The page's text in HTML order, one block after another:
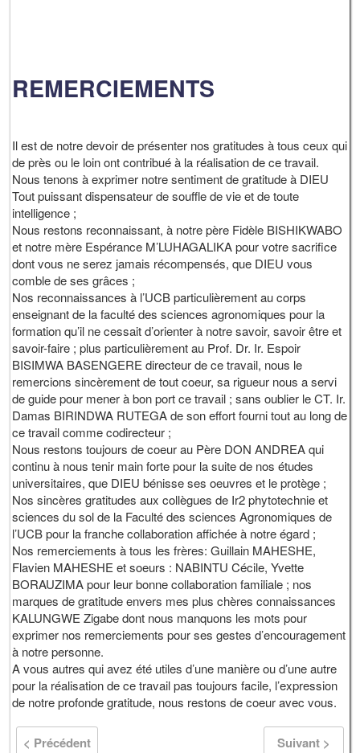
REMERCIEMENTS
Il est de notre devoir de présenter nos gratitudes à tous ceux qui
de près ou le loin ont contribué à la réalisation de ce travail.
Nous tenons à exprimer notre sentiment de gratitude à DIEU
Tout puissant dispensateur de souffle de vie et de toute
intelligence ;
Nous restons reconnaissant, à notre père Fidèle BISHIKWABO
et notre mère Espérance M’LUHAGALIKA pour votre sacrifice
dont vous ne serez jamais récompensés, que DIEU vous
comble de ses grâces ;
Nos reconnaissances à l’UCB particulièrement au corps
enseignant de la faculté des sciences agronomiques pour la
formation qu’il ne cessait d’orienter à notre savoir, savoir être et
savoir-faire ; plus particulièrement au Prof. Dr. Ir. Espoir
BISIMWA BASENGERE directeur de ce travail, nous le
remercions sincèrement de tout coeur, sa rigueur nous a servi
de guide pour mener à bon port ce travail ; sans oublier le CT. Ir.
Damas BIRINDWA RUTEGA de son effort fourni tout au long de
ce travail comme codirecteur ;
Nous restons toujours de coeur au Père DON ANDREA qui
continu à nous tenir main forte pour la suite de nos études
universitaires, que DIEU bénisse ses oeuvres et le protège ;
Nos sincères gratitudes aux collègues de Ir2 phytotechnie et
sciences du sol de la Faculté des sciences Agronomiques de
l’UCB pour la franche collaboration affichée à notre égard ;
Nos remerciements à tous les frères: Guillain MAHESHE,
Flavien MAHESHE et soeurs : NABINTU Cécile, Yvette
BORAUZIMA pour leur bonne collaboration familiale ; nos
marques de gratitude envers mes plus chères connaissances
KALUNGWE Zigabe dont nous manquons les mots pour
exprimer nos remerciements pour ses gestes d’encouragement
à notre personne.
A vous autres qui avez été utiles d’une manière ou d’une autre
pour la réalisation de ce travail pas toujours facile, l’expression
de notre profonde gratitude, nous restons de coeur avec vous.
< Précédent Suivant >